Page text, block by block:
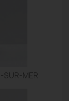
MER